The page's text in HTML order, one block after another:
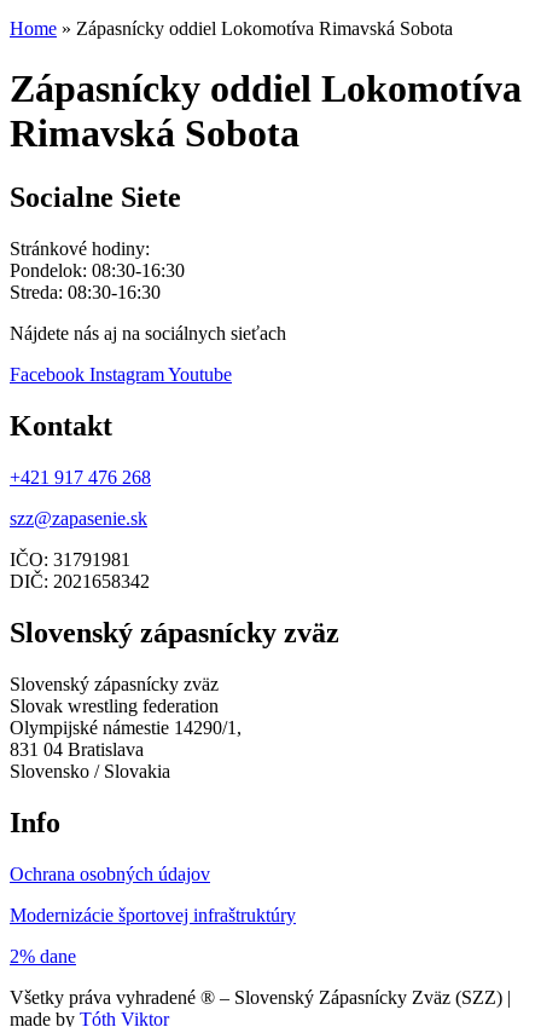
Home » Zápasnícky oddiel Lokomotíva Rimavská Sobota
Zápasnícky oddiel Lokomotíva
Rimavská Sobota
Socialne Siete
Stránkové hodiny:
Pondelok: 08:30-16:30
Streda: 08:30-16:30
Nájdete nás aj na sociálnych sieťach
Facebook InstagramYoutube
Kontakt
+421 917 476 268
szz@zapasenie.sk
IČO: 31791981
DIČ: 2021658342
Slovenský zápasnícky zväz
Slovenský zápasnícky zväz
Slovak wrestling federation
Olympijské námestie 14290/1,
831 04 Bratislava
Slovensko / Slovakia
Info
Ochrana osobných údajov
Modernizácie športovej infraštruktúry
2% dane
Všetky práva vyhradené ® – Slovenský Zápasnícky Zväz (SZZ) |
made by Tóth Viktor